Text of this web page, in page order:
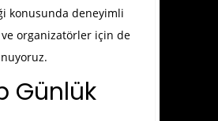
konusunda deneyimli
organizatörler için de
Günlük